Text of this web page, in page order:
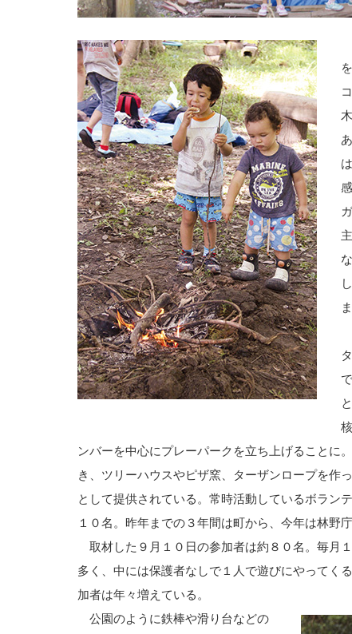
ンバーを中心にプレーパークを立ち上げることに
き、ツリーハウスやピザ窯、ターザンロープを作
として提供されている。常時活動しているボラン
１０名。昨年までの３年間は町から、今年は林野
取材した９月１０日の参加者は約８０名。毎月
多く、中には保護者なしで１人で遊びにやってく
加者は年々増えている。
公園のように鉄棒や滑り台などの